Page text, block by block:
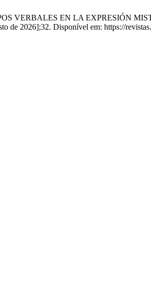
VERBALES EN LA EXPRESIÓN
de 2026];32. Disponível em: https://